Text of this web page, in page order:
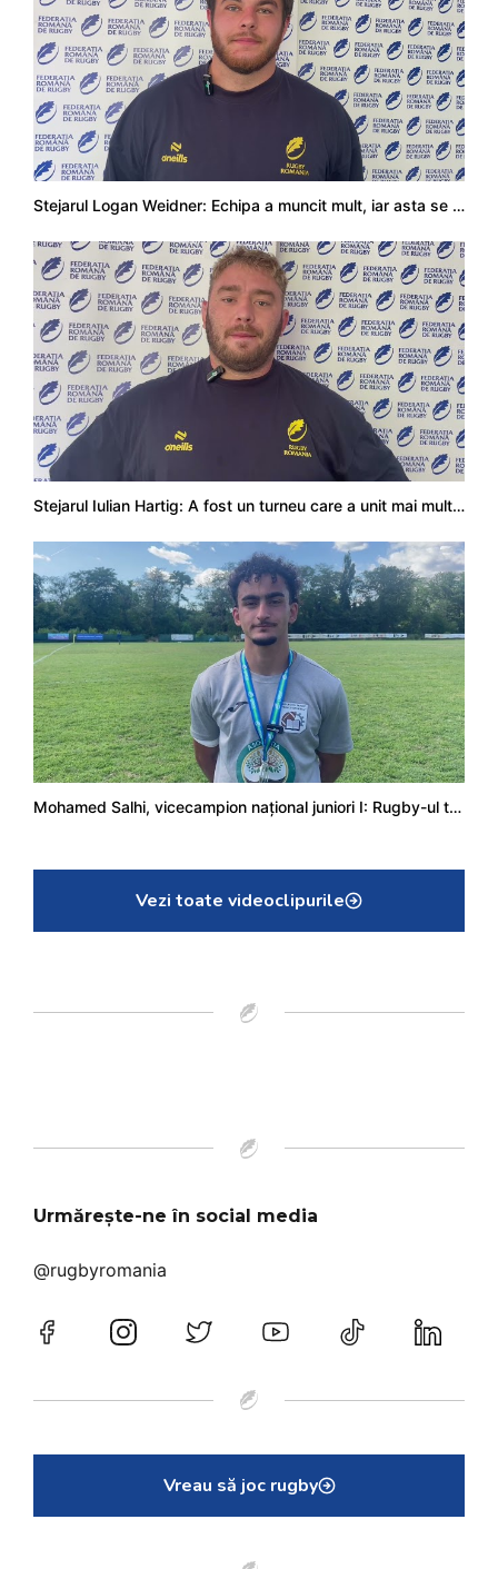
Stejarul Logan Weidner: Echipa a muncit mult, iar asta se va vedea în meciurile de la Nations Cup
Stejarul Iulian Hartig: A fost un turneu care a unit mai mult echipa
Mohamed Salhi, vicecampion național juniori I: Rugby-ul te învață să accepți și înfrângerile
Vezi toate videoclipurile
Urmărește-ne în social media
@rugbyromania
Vreau să joc rugby